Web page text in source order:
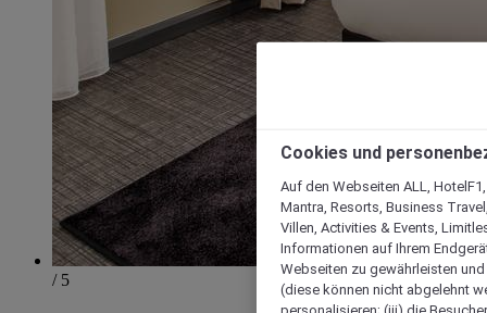
/ 5
Cookies und
Auf den Webseiten ALL,
Mantra, Resorts, Business
Villen, Activities & Events,
Informationen auf Ihrem
Webseiten zu gewährleisten
(diese können nicht abgelehnt
personalisieren; (iii) die